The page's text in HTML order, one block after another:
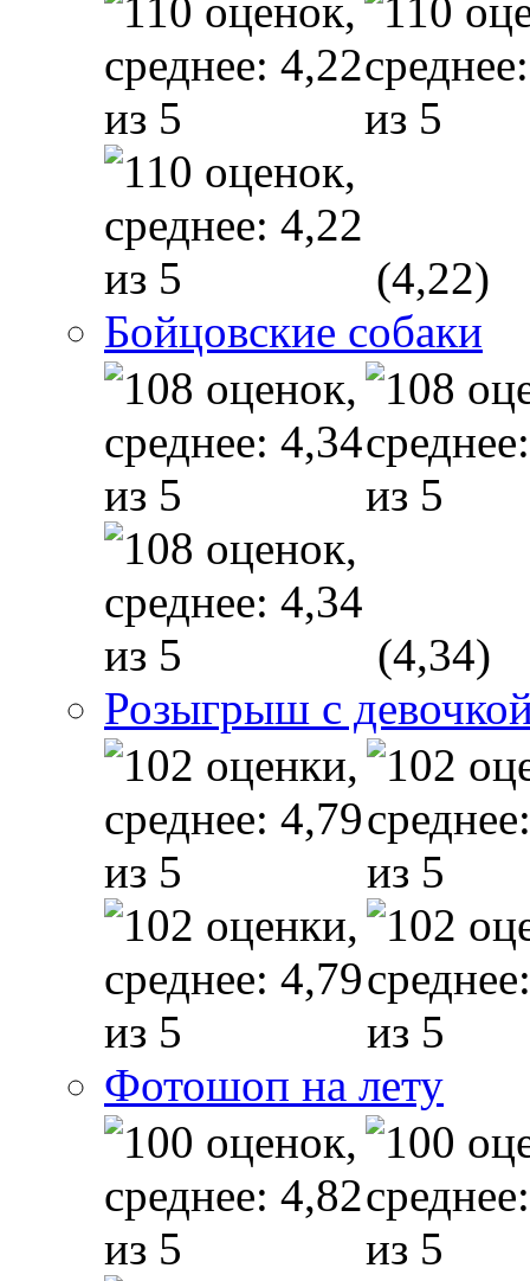
(4,22)
Бойцовские собаки
(4,34)
Розыгрыш с
Фотошоп на лету